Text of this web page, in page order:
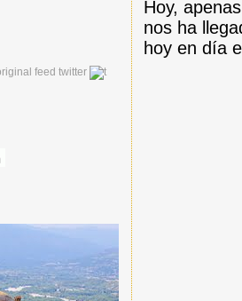
Hoy,
nos ha
hoy en día
twitter